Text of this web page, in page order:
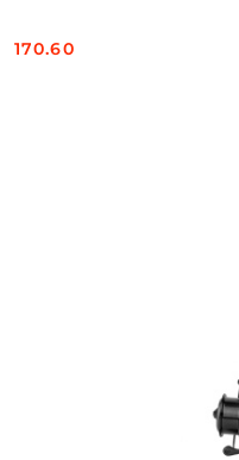
Cena:
170.60